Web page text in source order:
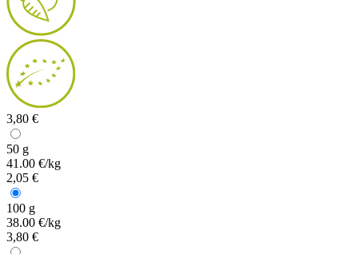
3,80 €
50 g
41.00 €/kg
2,05 €
100 g
38.00 €/kg
3,80 €